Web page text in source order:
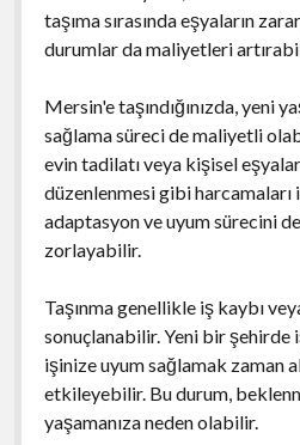
taşıma sırasında eşyaların
durumlar da maliyetleri
Mersin'e taşındığınızda, yeni
sağlama süreci de maliyetli
evin tadilatı veya kişisel
düzenlenmesi gibi harcamaları
adaptasyon ve uyum sürecini
zorlayabilir.
Taşınma genellikle iş kaybı
sonuçlanabilir. Yeni bir şehirde
işinize uyum sağlamak zaman
etkileyebilir. Bu durum,
yaşamanıza neden olabilir.